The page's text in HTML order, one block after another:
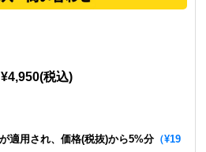
¥4,950(税込)
適用され、価格(税抜)から5%分（¥19